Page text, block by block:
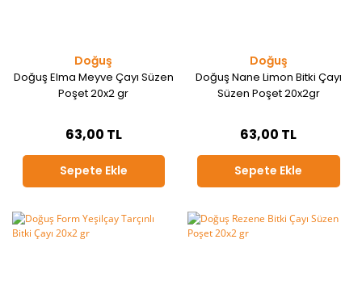
Doğuş
Doğuş Elma Meyve Çayı Süzen
Poşet 20x2 gr
63,00 TL
Sepete Ekle
Doğuş
Doğuş Nane Limon Bitki Çayı
Süzen Poşet 20x2gr
63,00 TL
Sepete Ekle